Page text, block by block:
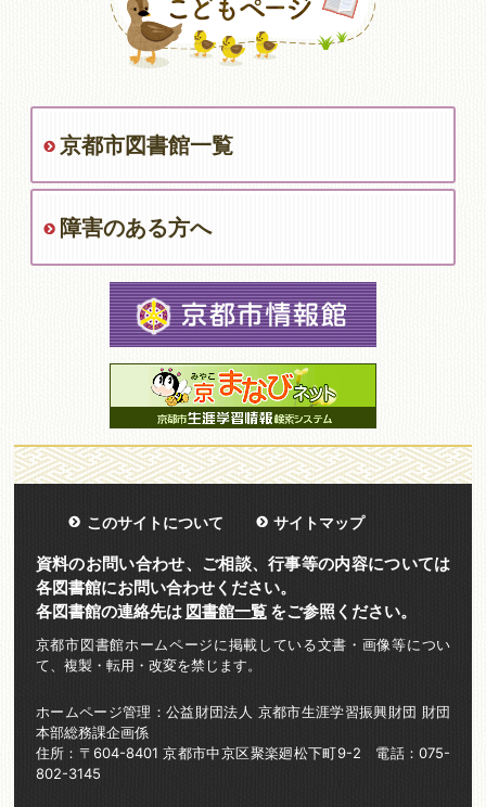
京都市図書館一覧
障害のある方へ
このサイトについて サイトマップ
資料のお問い合わせ、ご相談、行事等の内容については
各図書館にお問い合わせください。
各図書館の連絡先は 図書館一覧をご参照ください。
京都市図書館ホームページに掲載している文書・画像等につい
て、複製・転用・改変を禁じます。
ホームページ管理：公益財団法人 京都市生涯学習振興財団 財団
本部総務課企画係
住所：〒604-8401 京都市中京区聚楽廻松下町9-2 電話：075-
802-3145